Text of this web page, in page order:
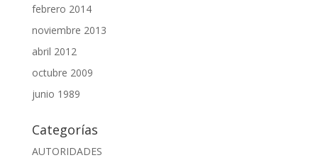
febrero 2014
noviembre 2013
abril 2012
octubre 2009
junio 1989
Categorías
AUTORIDADES